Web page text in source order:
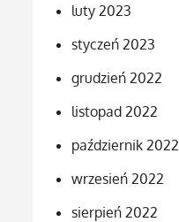
luty 2023
styczeń 2023
grudzień 2022
listopad 2022
październik 2022
wrzesień 2022
sierpień 2022